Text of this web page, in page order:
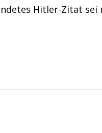
Hitler-Zitat sei